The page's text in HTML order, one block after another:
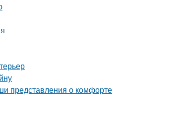
представления о комфорте